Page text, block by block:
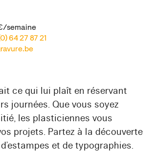
semaine
64 27 87 21
ce qui lui plaît en réservant
journées. Que vous soyez
les plasticiennes vous
projets. Partez à la découverte
et de typographies.